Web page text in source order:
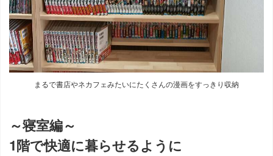
まるで書店やネカフェみたいにたくさんの漫画をすっきり収納
～寝室編～
1階で快適に暮らせるように